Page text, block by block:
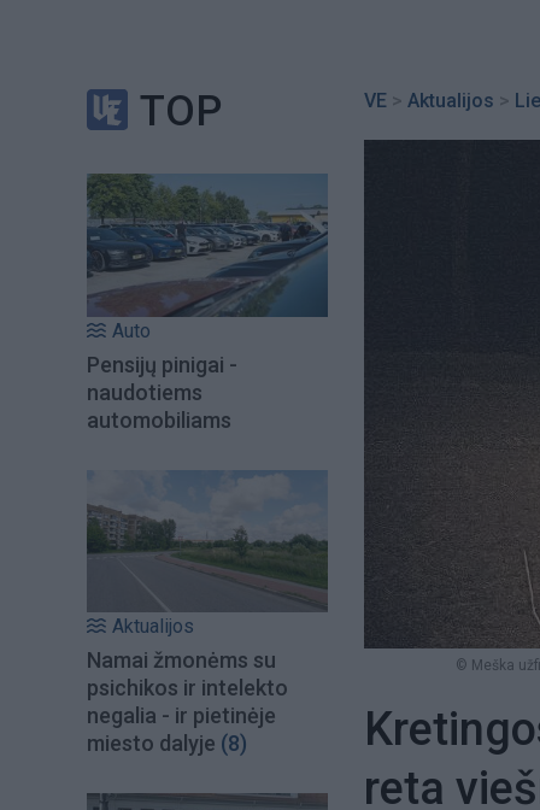
TOP
Auto
Pensijų pinigai -
naudotiems
automobiliams
Aktualijos
Namai žmonėms su
psichikos ir intelekto
negalia - ir pietinėje
miesto dalyje (8)
VE > Aktualijos >
© Meška
reta